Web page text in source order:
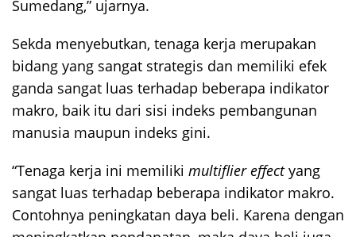
Sumedang,” ujarnya.
Sekda menyebutkan, tenaga kerja merupakan
bidang yang sangat strategis dan memiliki efek
ganda sangat luas terhadap beberapa indikator
makro, baik itu dari sisi indeks pembangunan
manusia maupun indeks gini.
“Tenaga kerja ini memiliki multiflier effectyang
sangat luas terhadap beberapa indikator makro.
Contohnya peningkatan daya beli. Karena dengan